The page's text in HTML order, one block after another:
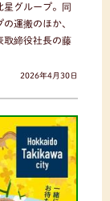
星グループ。同
運搬のほか、
取締役社長の藤
2026年4月30日